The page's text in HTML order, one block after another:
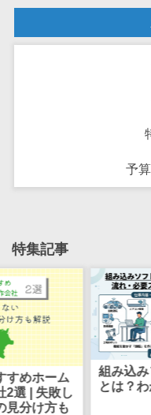
予
特集記事
すめホーム
2選 | 失敗し
見分け方も
組み込
とは？